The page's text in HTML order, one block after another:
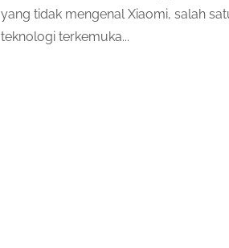
yang tidak mengenal Xiaomi, salah
teknologi terkemuka...